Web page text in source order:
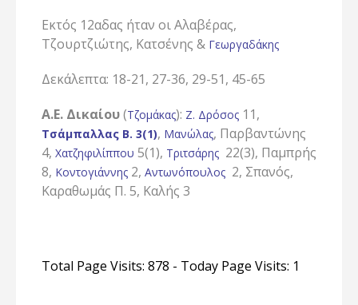
Εκτός 12αδας ήταν οι Αλαβέρας,
Τζουρτζιώτης, Κατσένης & Γεωργαδάκης
Δεκάλεπτα: 18-21, 27-36, 29-51, 45-65
Α.Ε. Δικαίου(Τζομάκας): Ζ. Δρόσος11,
Τσάμπαλλας Β. 3(1), Μανώλας, Παρβαντώνης
4, Χατζηφιλίππου 5(1), Τριτσάρης22(3), Παμπρής
8, Κοντογιάννης2, Αντωνόπουλος 2, Σπανός,
Καραθωμάς Π. 5, Καλής 3
Total Page Visits: 878 - Today Page Visits: 1